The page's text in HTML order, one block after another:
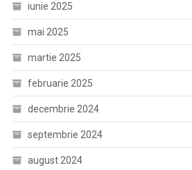
iunie 2025
mai 2025
martie 2025
februarie 2025
decembrie 2024
septembrie 2024
august 2024